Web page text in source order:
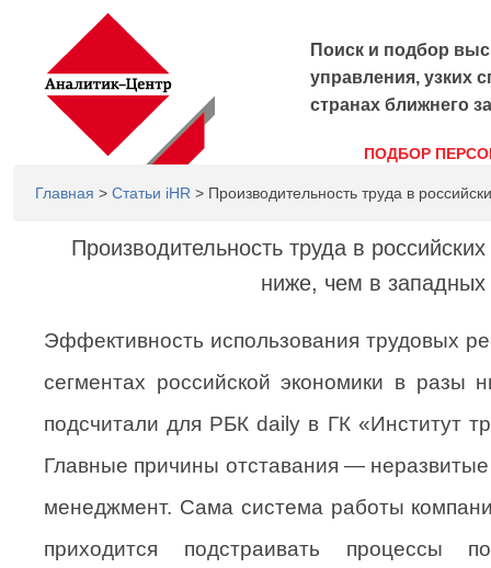
Поиск и подбор
управления, узких
странах ближнего
ПОДБОР
Главная > Статьи iHR > Производительность труда в
Производительность труда в
ниже, чем в западных
Эффективность использования трудовых
сегментах российской экономики в разы
подсчитали для РБК daily в ГК «Институт
Главные причины отставания —
менеджмент. Сама система работы
приходится подстраивать процессы